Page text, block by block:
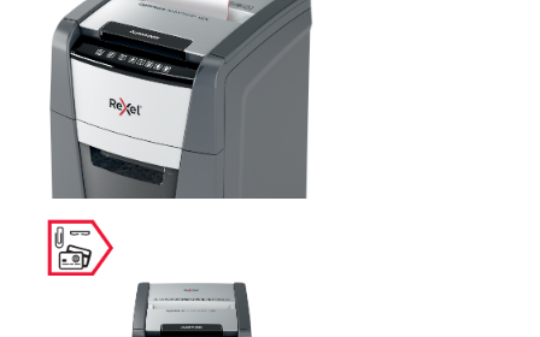
Audio
Boxe portabile
Casti
Tehnica si mobilier pentru birou
Laminatoare
Folii laminare
Accesorii mobilier
Ghilotine și Trimmere
Calculatoare de birou